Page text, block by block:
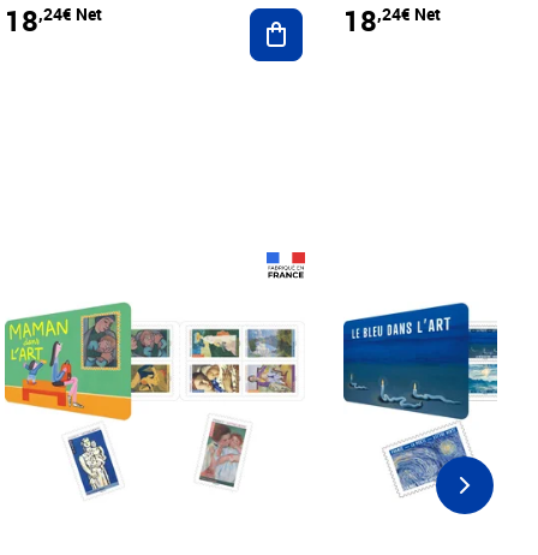
au panier
18,24€ Net Ajouter au panier
18,24€ Net